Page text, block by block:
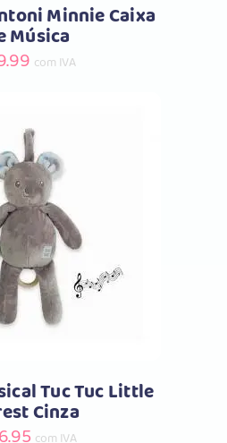
Minnie Caixa
Música
com IVA
Comprar
Tuc Tuc Little
Cinza
com IVA